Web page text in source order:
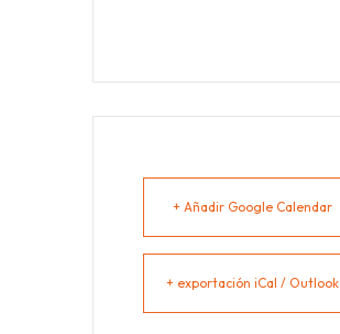
+ Añadir Google Calendar
+ exportación iCal / Outlook